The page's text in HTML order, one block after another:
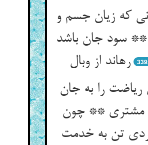
که زیان جسم و
** سود جان باشد
رهاند از وبال
را به جان
مشتری ** چون
تن به خدمت